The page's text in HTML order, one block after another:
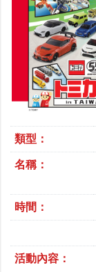
類型：
名稱：
時間：
活動內容：